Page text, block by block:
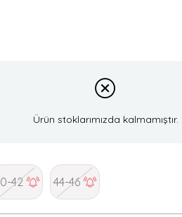
Ürün stoklarımızda kalmamıştır.
42 44-46